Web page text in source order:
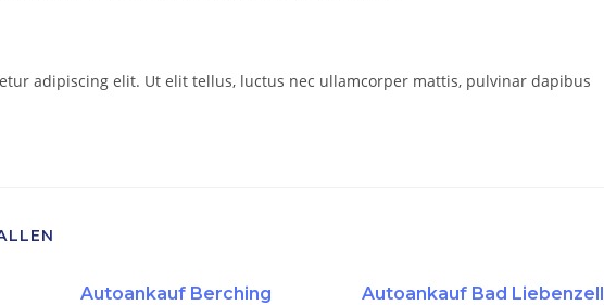
adipiscing elit. Ut elit tellus, luctus nec ullamcorper mattis, pulvinar dapibus
Autoankauf Berching Autoankauf Bad Liebenzell